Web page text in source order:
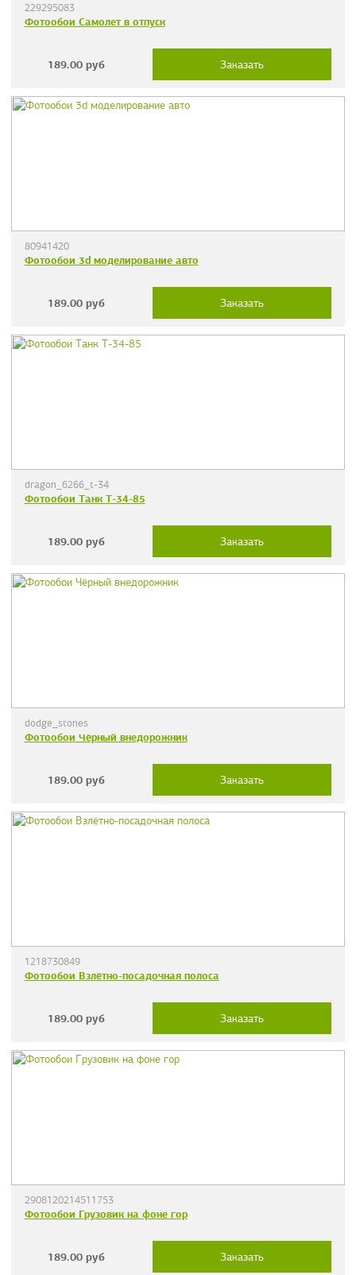
229295083
Фотообои Самолет в отпуск
189.00 руб Заказать
80941420
Фотообои 3d моделирование авто
189.00 руб Заказать
dragon_6266_t-34
Фотообои Танк Т-34-85
189.00 руб Заказать
dodge_stones
Фотообои Чёрный внедорожник
189.00 руб Заказать
1218730849
Фотообои Взлётно-посадочная полоса
189.00 руб Заказать
2908120214511753
Фотообои Грузовик на фоне гор
189.00 руб Заказать